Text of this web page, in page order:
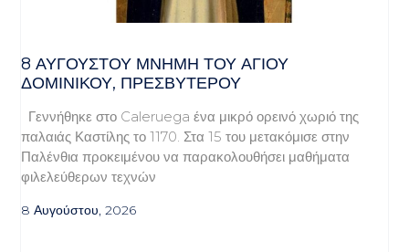
8 ΑΥΓΟΥΣΤΟΥ ΜΝΗΜΗ ΤΟΥ ΑΓΙΟΥ
ΔΟΜΙΝΙΚΟΥ, ΠΡΕΣΒΥΤΕΡΟΥ
Γεννήθηκε στο Caleruega ένα μικρό ορεινό χωριό της
παλαιάς Καστίλης το 1170. Στα 15 του μετακόμισε στην
Παλένθια προκειμένου να παρακολουθήσει μαθήματα
φιλελεύθερων τεχνών
8 Αυγούστου, 2026